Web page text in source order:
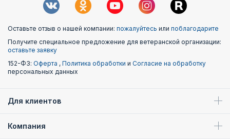
Оставьте отзыв о нашей компании: пожалуйтесь или поблагодарите
Получите специальное предложение для ветеранской организации:
оставьте заявку
152-ФЗ: Оферта , Политика обработки и Согласие на обработку
персональных данных
Для клиентов
Компания